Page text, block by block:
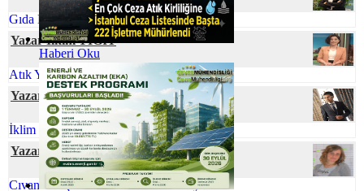
Haberi Oku
Gıda Kayıpları ve Atıklarının Azaltılması
Yazar İlkim YİĞİT
Atık Yönetiminde Çevre Mühendisi
Yazar Cihan YEŞİL
İklim Değişmesine Karşı Talep Hassasiyeti
Yazar Neslihan BOYACILAR
Cıvanın Taşınabilir Tür Pillerdeki Öyküsü